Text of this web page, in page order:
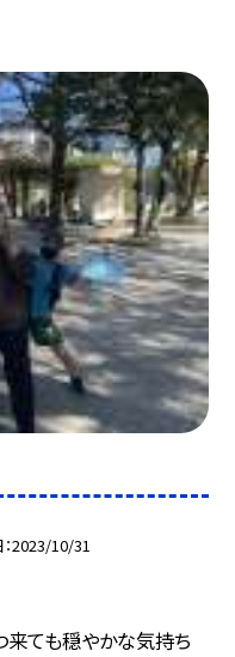
2023/10/31
来ても穏やかな気持ち